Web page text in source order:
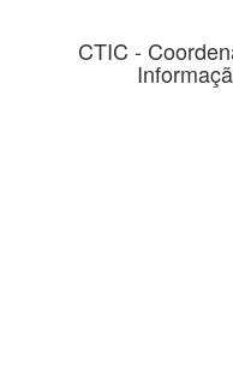
CTIC -